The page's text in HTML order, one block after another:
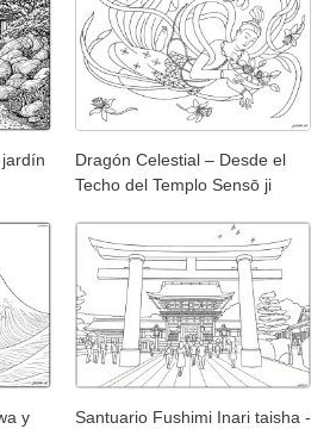
Dragón Celestial – Desde el
Techo del Templo Sensō ji
y
Santuario Fushimi Inari taisha -